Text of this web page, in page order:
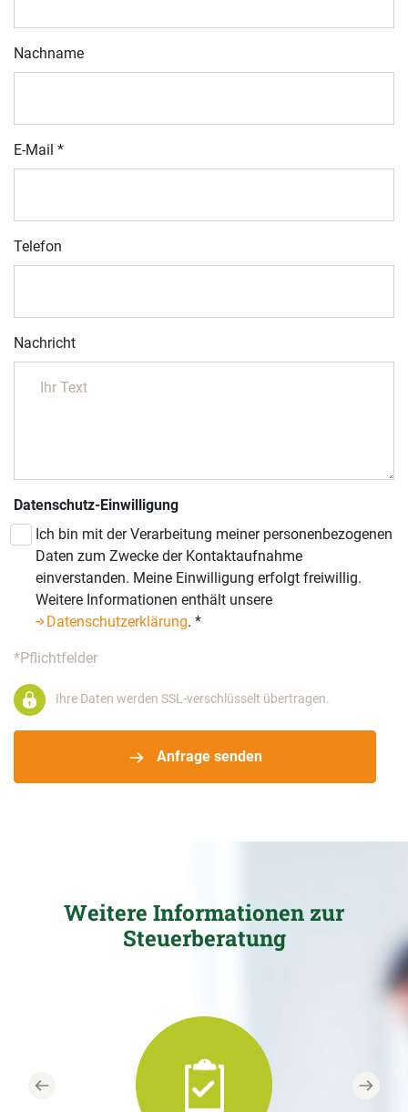
Nachname
E-Mail *
Telefon
Nachricht
Datenschutz-Einwilligung
Ich bin mit der Verarbeitung meiner personenbezogenen
Daten zum Zwecke der Kontaktaufnahme
einverstanden. Meine Einwilligung erfolgt freiwillig.
Weitere Informationen enthält unsere
Datenschutzerklärung. *
*Pflichtfelder
Anfrage senden
Ihre Daten werden SSL-verschlüsselt übertragen.
Weitere Informationen zur
Steuerberatung
Previous Next